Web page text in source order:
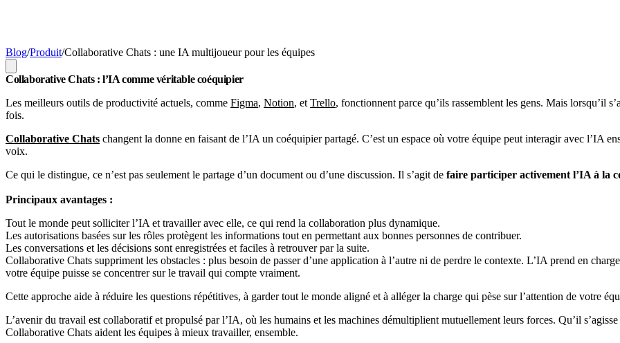
Blog/Produit/Collaborative Chats : une IA multijoueur pour les équipes
Collaborative Chats : l’IA comme véritable coéquipier
Les meilleurs outils de productivité actuels, comme Figma, Notion, et Trello, fonctionnent parce qu’ils rassemblent les gens. Mais lorsqu’il
fois.
Collaborative Chats changent la donne en faisant de l’IA un coéquipier partagé. C’est un espace où votre équipe peut interagir avec l’IA
voix.
Ce qui le distingue, ce n’est pas seulement le partage d’un document ou d’une discussion. Il s’agit de faire participer activement l’IA à la
Principaux avantages :
Tout le monde peut solliciter l’IA et travailler avec elle, ce qui rend la collaboration plus dynamique.
Les autorisations basées sur les rôles protègent les informations tout en permettant aux bonnes personnes de contribuer.
Les conversations et les décisions sont enregistrées et faciles à retrouver par la suite.
Collaborative Chats suppriment les obstacles : plus besoin de passer d’une application à l’autre ni de perdre le contexte. L’IA prend en
votre équipe puisse se concentrer sur le travail qui compte vraiment.
Cette approche aide à réduire les questions répétitives, à garder tout le monde aligné et à alléger la charge qui pèse sur l’attention de votre
L’avenir du travail est collaboratif et propulsé par l’IA, où les humains et les machines démultiplient mutuellement leurs forces. Qu’il
Collaborative Chats aident les équipes à mieux travailler, ensemble.